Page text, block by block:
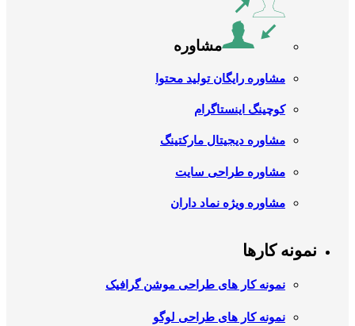
مشاوره
مشاوره رایگان تولید محتوا
کوچینگ اینستاگرام
مشاوره دیجیتال مارکتینگ
مشاوره طراحی سایت
مشاوره ویژه نماد داران
نمونه کارها
نمونه کار های طراحی موشن گرافیک
نمونه کار های طراحی لوگو